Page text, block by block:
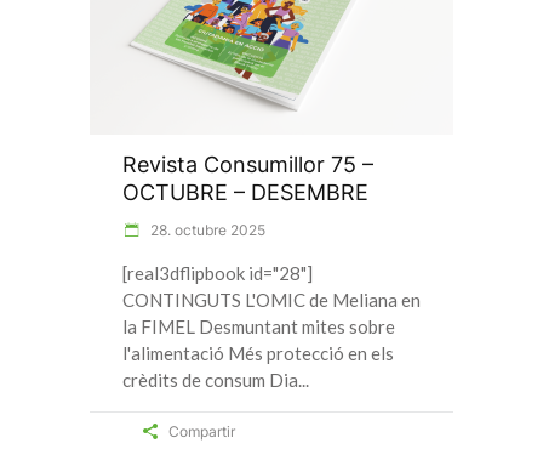
Revista Consumillor 75 –
OCTUBRE – DESEMBRE
28. octubre 2025
[real3dflipbook id="28"]
CONTINGUTS L'OMIC de Meliana en
la FIMEL Desmuntant mites sobre
l'alimentació Més protecció en els
crèdits de consum Dia
Compartir